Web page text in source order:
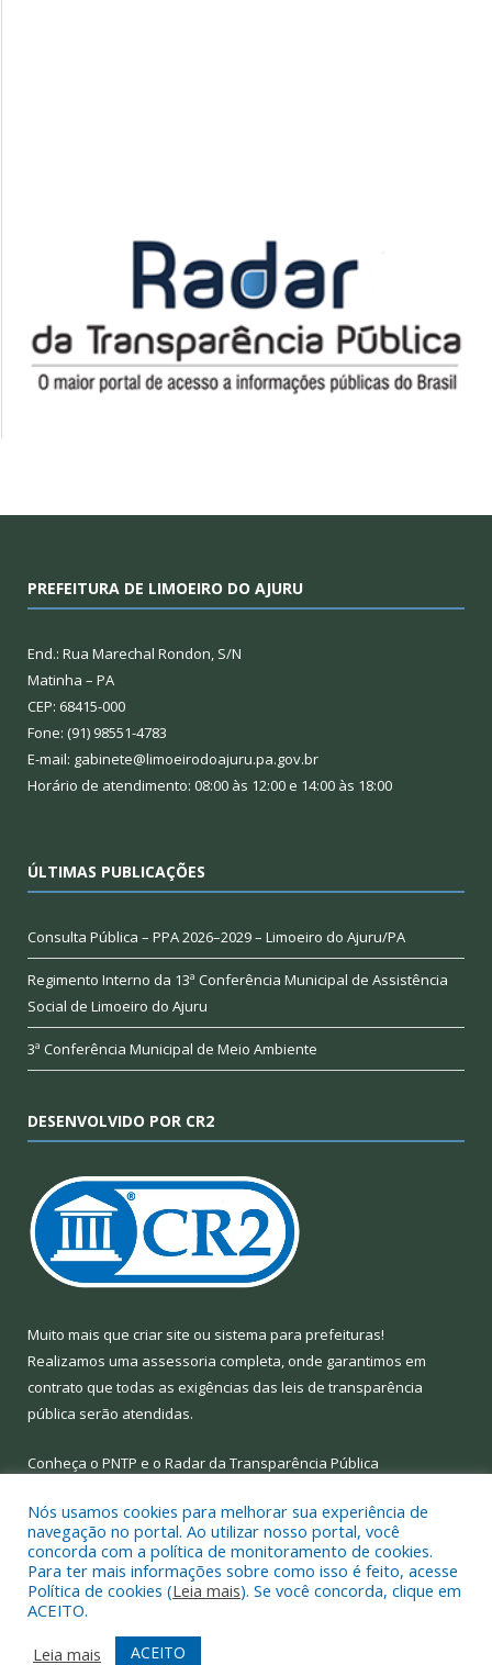
PREFEITURA DE LIMOEIRO DO AJURU
End.: Rua Marechal Rondon, S/N
Matinha – PA
CEP: 68415-000
Fone: (91) 98551-4783
E-mail: gabinete@limoeirodoajuru.pa.gov.br
Horário de atendimento: 08:00 às 12:00 e 14:00 às 18:00
ÚLTIMAS PUBLICAÇÕES
Consulta Pública – PPA 2026–2029 – Limoeiro do Ajuru/PA
Regimento Interno da 13ª Conferência Municipal de Assistência
Social de Limoeiro do Ajuru
3ª Conferência Municipal de Meio Ambiente
DESENVOLVIDO POR CR2
Muito mais que criar site ou sistema para prefeituras!
Realizamos uma assessoria completa, onde garantimos em
contrato que todas as exigências das leis de transparência
pública serão atendidas.
Conheça o PNTP e o Radar da Transparência Pública
Todos os direitos reservados a Prefeitura Municipal de Limoeiro
do Ajuru.
Mapa do Site
Acessar Área Administrativa
Nós usamos cookies para melhorar sua experiência de
navegação no portal. Ao utilizar nosso portal, você
concorda com a política de monitoramento de cookies.
Para ter mais informações sobre como isso é feito, acesse
Política de cookies (Leia mais). Se você concorda, clique em
ACEITO.
Leia mais
ACEITO